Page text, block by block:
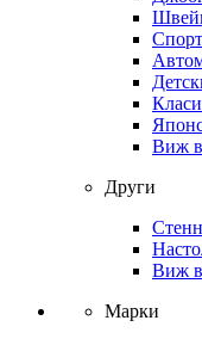
Виж
Други
Виж
Марки